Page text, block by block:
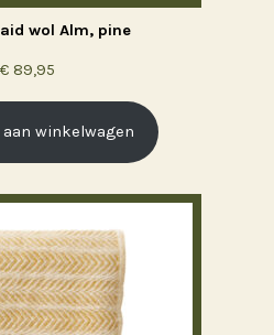
wol Alm, pine
€89,95
aan winkelwagen